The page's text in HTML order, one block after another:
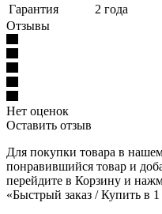
Гарантия
2 года
Отзывы
Нет оценок
Оставить отзыв
Для покупки товара в
понравившийся товар и
перейдите в Корзину и
«Быстрый заказ / Купить в